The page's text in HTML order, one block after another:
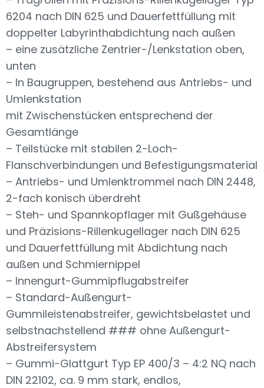
6204 nach DIN 625 und Dauerfettfüllung mit
doppelter Labyrinthabdichtung nach außen
– eine zusätzliche Zentrier-/Lenkstation oben,
unten
– In Baugruppen, bestehend aus Antriebs- und
Umlenkstation
mit Zwischenstücken entsprechend der
Gesamtlänge
– Teilstücke mit stabilen 2-Loch-
Flanschverbindungen und Befestigungsmaterial
– Antriebs- und Umlenktrommel nach DIN 2448,
2-fach konisch überdreht
– Steh- und Spannkopflager mit Gußgehäuse
und Präzisions-Rillenkugellager nach DIN 625
und Dauerfettfüllung mit Abdichtung nach
außen und Schmiernippel
– Innengurt-Gummipflugabstreifer
– Standard-Außengurt-
Gummileistenabstreifer, gewichtsbelastet und
selbstnachstellend ### ohne Außengurt-
Abstreifersystem
– Gummi-Glattgurt Typ EP 400/3 – 4:2 NQ nach
DIN 22102, ca. 9 mm stark, endlos,